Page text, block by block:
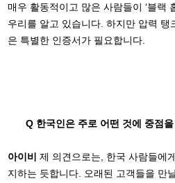
매우 활동적이고 많은 사람들이 ‘블랙
우리를 알고 있습니다. 하지만 압력
은 특별한 인증서가 필요합니다.
Q 한국인은 주로 어떤 것에 중점
아이비 제 의견으로는, 한국 사람들에
지하는 듯합니다. 오래된 고객들을 만